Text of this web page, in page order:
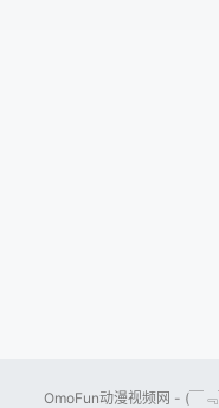
OmoFun动漫视频网 - (￣